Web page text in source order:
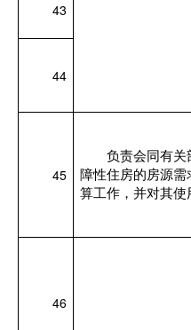
43
44
45
负责会同有关
障性住房的房源
算工作，并对其使
46